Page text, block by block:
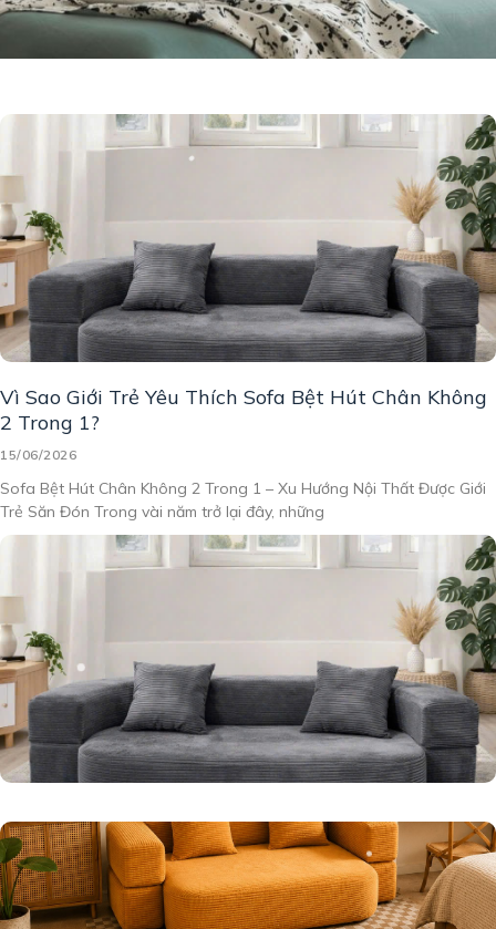
Vì Sao Giới Trẻ Yêu Thích Sofa Bệt Hút Chân Không
2 Trong 1?
15/06/2026
Sofa Bệt Hút Chân Không 2 Trong 1 – Xu Hướng Nội Thất Được Giới
Trẻ Săn Đón Trong vài năm trở lại đây, những